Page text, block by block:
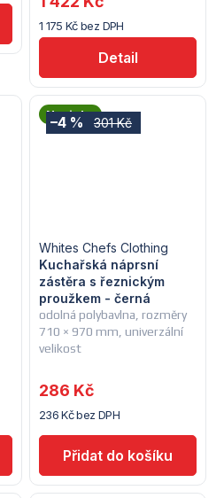
1 175 Kč bez DPH
Detail
Novinka
301 Kč
–4 %
odolná polybavlna, rozměry
710 × 970 mm, univerzální
velikost
Kuchařská náprsní
zástěra s řeznickým
proužkem - černá
Whites Chefs Clothing
236 Kč bez DPH
286 Kč